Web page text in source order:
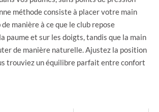
méthode consiste à placer votre main
manière à ce que le club repose
paume et sur les doigts, tandis que la main
de manière naturelle. Ajustez la position
trouviez un équilibre parfait entre confort